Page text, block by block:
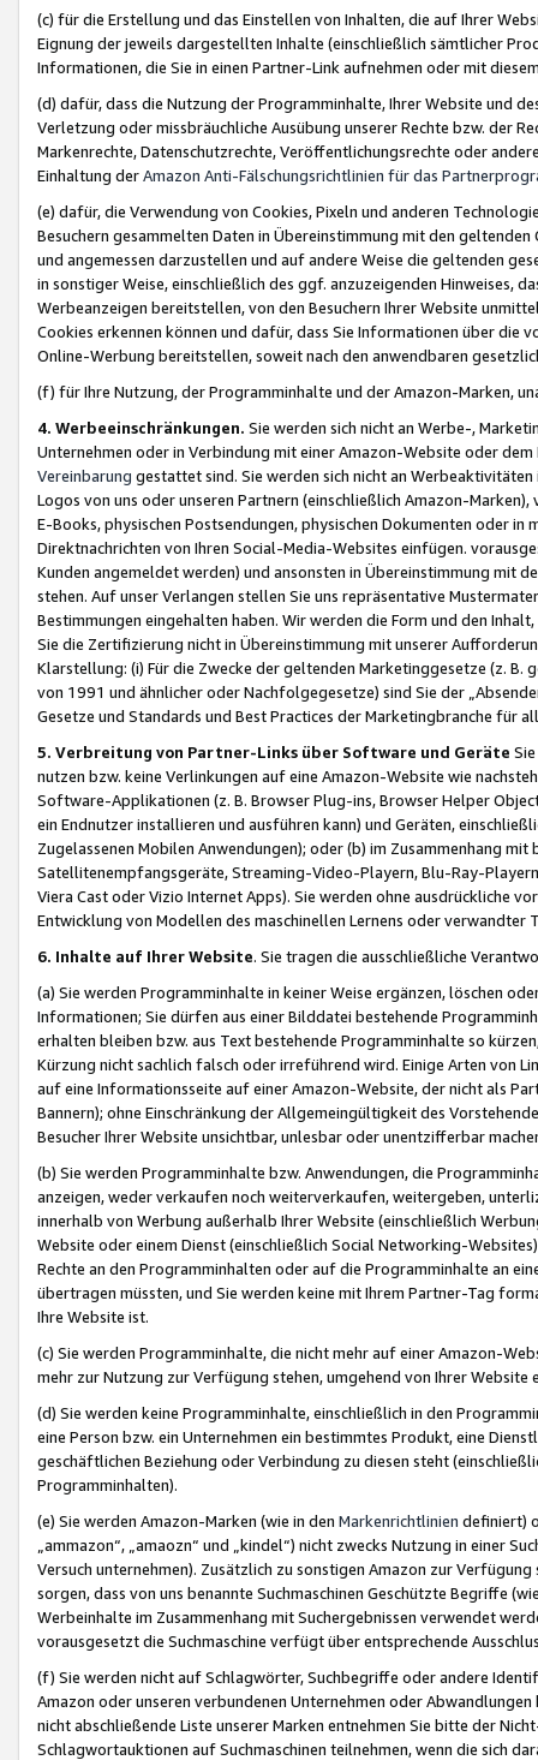
(c) für die Erstellung und das Einstellen von Inhalten, die auf Ihrer
Eignung der jeweils dargestellten Inhalte (einschließlich sämtlicher
Informationen, die Sie in einen Partner-Link aufnehmen oder mit
(d) dafür, dass die Nutzung der Programminhalte, Ihrer Website und
Verletzung oder missbräuchliche Ausübung unserer Rechte bzw. der
Markenrechte, Datenschutzrechte, Veröffentlichungsrechte oder
Einhaltung derAmazon Anti-Fälschungsrichtlinien für das
(e) dafür, die Verwendung von Cookies, Pixeln und anderen
Besuchern gesammelten Daten in Übereinstimmung mit den
und angemessen darzustellen und auf andere Weise die geltenden
in sonstiger Weise, einschließlich des ggf. anzuzeigenden Hinweises,
Werbeanzeigen bereitstellen, von den Besuchern Ihrer Website
Cookies erkennen können und dafür, dass Sie Informationen über die
Online-Werbung bereitstellen, soweit nach den anwendbaren
(f) für Ihre Nutzung, der Programminhalte und der Amazon-Marken,
4. Werbeeinschränkungen. Sie werden sich nicht an Werbe-,
Unternehmen oder in Verbindung mit einer Amazon-Website oder
Vereinbarung gestattet sind. Sie werden sich nicht an
Logos von uns oder unseren Partnern (einschließlich Amazon-
E-Books, physischen Postsendungen, physischen Dokumenten oder in
Direktnachrichten von Ihren Social-Media-Websites einfügen.
Kunden angemeldet werden) und ansonsten in Übereinstimmung mit
stehen. Auf unser Verlangen stellen Sie uns repräsentative
Bestimmungen eingehalten haben. Wir werden die Form und den
Sie die Zertifizierung nicht in Übereinstimmung mit unserer
Klarstellung: (i) Für die Zwecke der geltenden Marketinggesetze (z. B.
von 1991 und ähnlicher oder Nachfolgegesetze) sind Sie der
Gesetze und Standards und Best Practices der Marketingbranche für
5. Verbreitung von Partner-Links über Software und Geräte
nutzen bzw. keine Verlinkungen auf eine Amazon-Website wie
Software-Applikationen (z. B. Browser Plug-ins, Browser Helper
ein Endnutzer installieren und ausführen kann) und Geräten,
Zugelassenen Mobilen Anwendungen); oder (b) im Zusammenhang
Satellitenempfangsgeräte, Streaming-Video-Playern, Blu-Ray-
Viera Cast oder Vizio Internet Apps). Sie werden ohne ausdrückliche
Entwicklung von Modellen des maschinellen Lernens oder
6. Inhalte auf Ihrer Website. Sie tragen die ausschließliche
(a) Sie werden Programminhalte in keiner Weise ergänzen, löschen
Informationen; Sie dürfen aus einer Bilddatei bestehende
erhalten bleiben bzw. aus Text bestehende Programminhalte so
Kürzung nicht sachlich falsch oder irreführend wird. Einige Arten von
auf eine Informationsseite auf einer Amazon-Website, der nicht als
Bannern); ohne Einschränkung der Allgemeingültigkeit des
Besucher Ihrer Website unsichtbar, unlesbar oder unentzifferbar
(b) Sie werden Programminhalte bzw. Anwendungen, die
anzeigen, weder verkaufen noch weiterverkaufen, weitergeben,
innerhalb von Werbung außerhalb Ihrer Website (einschließlich
Website oder einem Dienst (einschließlich Social Networking-
Rechte an den Programminhalten oder auf die Programminhalte an
übertragen müssten, und Sie werden keine mit Ihrem Partner-Tag
Ihre Website ist.
(c) Sie werden Programminhalte, die nicht mehr auf einer Amazon-
mehr zur Nutzung zur Verfügung stehen, umgehend von Ihrer
(d) Sie werden keine Programminhalte, einschließlich in den
eine Person bzw. ein Unternehmen ein bestimmtes Produkt, eine
geschäftlichen Beziehung oder Verbindung zu diesen steht
Programminhalten).
(e) Sie werden Amazon-Marken (wie in den Markenrichtlinien definiert)
„ammazon“, „amaozn“ und „kindel“) nicht zwecks Nutzung in einer
Versuch unternehmen). Zusätzlich zu sonstigen Amazon zur
sorgen, dass von uns benannte Suchmaschinen Geschützte Begriffe
Werbeinhalte im Zusammenhang mit Suchergebnissen verwendet
vorausgesetzt die Suchmaschine verfügt über entsprechende
(f) Sie werden nicht auf Schlagwörter, Suchbegriffe oder andere
Amazon oder unseren verbundenen Unternehmen oder
nicht abschließende Liste unserer Marken entnehmen Sie bitte der
Schlagwortauktionen auf Suchmaschinen teilnehmen, wenn die sich